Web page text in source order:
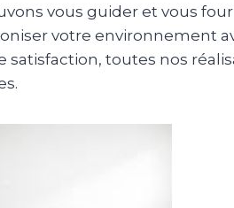
vous guider et vous
votre environnement
satisfaction, toutes nos